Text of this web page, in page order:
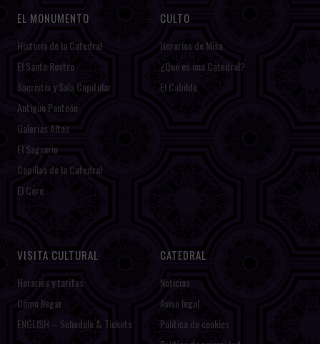
EL MONUMENTO
Historia de la Catedral
El Santo Rostro
Sacristía y Sala Capitular
Antiguo Panteón
Galerías Altas
El Sagrario
Capillas de la Catedral
El Coro
CULTO
Horarios de Misa
¿Qué es una Catedral?
El Cabildo
VISITA CULTURAL
Horarios y tarifas
Cómo llegar
ENGLISH – Schedule & Tickets
CATEDRAL
Noticias
Aviso legal
Política de cookies